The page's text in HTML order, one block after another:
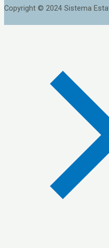
Copyright © 2024 Sistema